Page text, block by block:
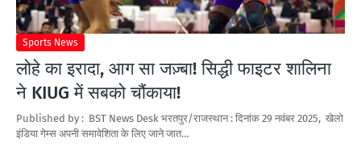
Sports News
लोहे का इरादा, आग सा जज़्बा! सिद्धी फाइटर शालिना
ने KIUG में सबको चौंकाया!
Published by : BST News Desk भरतपुर/राजस्थान : दिनांक 29 नवंबर 2025, खेलो
इंडिया गेम्स अपनी समावेशिता के लिए जाने जात…